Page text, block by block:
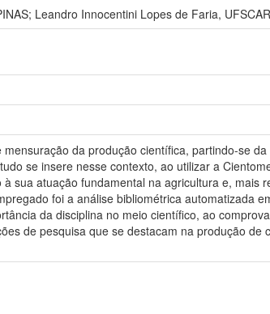
Leandro Innocentini Lopes de Faria,
da produção científica, partindo-se
se insere nesse contexto, ao utilizar a
sua atuação fundamental na agricultura e, mais
foi a análise bibliométrica automatizada
da disciplina no meio científico, ao
de pesquisa que se destacam na produção de